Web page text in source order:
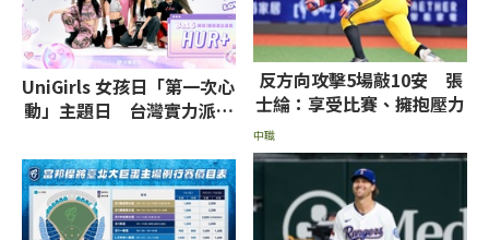
UniGirls 女孩日「第一次心
動」主題日 台灣實力派唱
唱
反方向攻擊5場敲10安 張
士綸：享受比賽、擁抱壓力
中職